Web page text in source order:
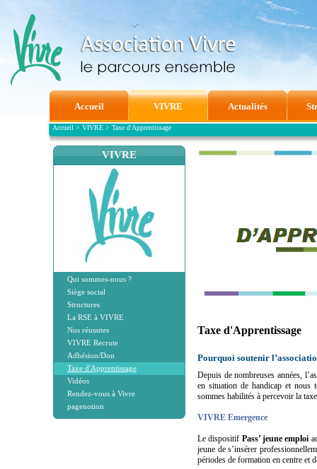
Accueil VIVRE Actualités
Accueil >VIVRE >Taxe d'Apprentissage
VIVRE
Qui sommes-nous ?
Siège social
Structures
La RSE à VIVRE
Nos réussites
VIVRE Recrute
Adhésion/Don
Taxe d'Apprentissage
Vidéos
Rendez-vous à Vivre
pagenotion
Taxe d'Apprentissage
Pourquoi soutenir
Depuis de nombreuses années,
en situation de handicap et nous
sommes habilités à percevoir la
VIVRE Emergence
Le dispositif Pass’ jeune emploi
jeune de s’insérer
périodes de formation en centre et